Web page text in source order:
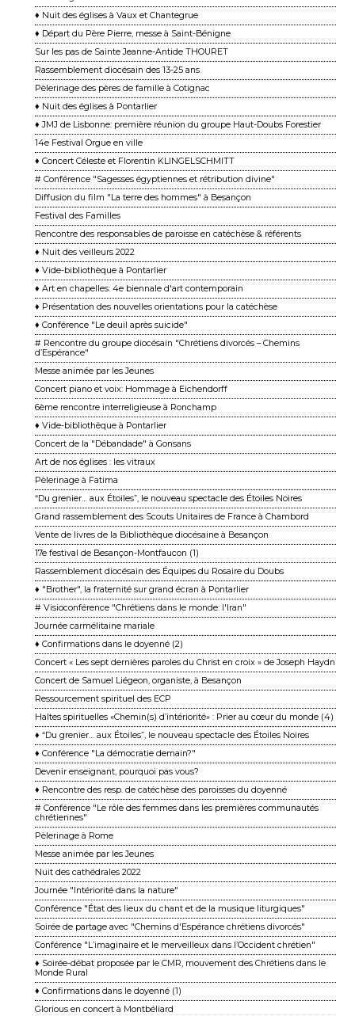
♦ Nuit des églises à Vaux et Chantegrue
♦ Départ du Père Pierre, messe à Saint-Bénigne
Sur les pas de Sainte Jeanne-Antide THOURET
Rassemblement diocésain des 13-25 ans
Pèlerinage des pères de famille à Cotignac
♦ Nuit des églises à Pontarlier
♦ JMJ de Lisbonne: première réunion du groupe Haut-Doubs Forestier
14e Festival Orgue en ville
♦ Concert Céleste et Florentin KLINGELSCHMITT
# Conférence "Sagesses égyptiennes et rétribution divine"
Diffusion du film "La terre des hommes" à Besançon
Festival des Familles
Rencontre des responsables de paroisse en catéchèse & référents
♦ Nuit des veilleurs 2022
♦ Vide-bibliothèque à Pontarlier
♦ Art en chapelles: 4e biennale d'art contemporain
♦ Présentation des nouvelles orientations pour la catéchèse
♦ Conférence "Le deuil après suicide"
# Rencontre du groupe diocésain "Chrétiens divorcés – Chemins
d’Espérance"
Messe animée par les Jeunes
Concert piano et voix: Hommage à Eichendorff
6ème rencontre interreligieuse à Ronchamp
♦ Vide-bibliothèque à Pontarlier
Concert de la "Débandade" à Gonsans
Art de nos églises : les vitraux
Pèlerinage à Fatima
“Du grenier… aux Étoiles”, le nouveau spectacle des Étoiles Noires
Grand rassemblement des Scouts Unitaires de France à Chambord
Vente de livres de la Bibliothèque diocésaine à Besançon
17e festival de Besançon-Montfaucon (1)
Rassemblement diocésain des Équipes du Rosaire du Doubs
♦ "Brother", la fraternité sur grand écran à Pontarlier
# Visioconférence "Chrétiens dans le monde: l'Iran"
Journée carmélitaine mariale
♦ Confirmations dans le doyenné (2)
Concert « Les sept dernières paroles du Christ en croix » de Joseph Haydn
Concert de Samuel Liégeon, organiste, à Besançon
Ressourcement spirituel des ECP
Haltes spirituelles «Chemin(s) d’intériorité» : Prier au cœur du monde (4)
♦ “Du grenier… aux Étoiles”, le nouveau spectacle des Étoiles Noires
♦ Conférence "La démocratie demain?"
Devenir enseignant, pourquoi pas vous?
♦ Rencontre des resp. de catéchèse des paroisses du doyenné
# Conférence "Le rôle des femmes dans les premières communautés
chrétiennes"
Pèlerinage à Rome
Messe animée par les Jeunes
Nuit des cathédrales 2022
Journée "Intériorité dans la nature"
Conférence "État des lieux du chant et de la musique liturgiques"
Soirée de partage avec "Chemins d'Espérance chrétiens divorcés"
Conférence "L’imaginaire et le merveilleux dans l’Occident chrétien"
♦ Soirée-débat proposée par le CMR, mouvement des Chrétiens dans le
Monde Rural
♦ Confirmations dans le doyenné (1)
Glorious en concert à Montbéliard